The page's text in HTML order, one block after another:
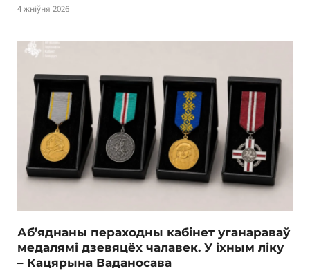
4 жніўня 2026
Аб’яднаны пераходны кабінет уганараваў
медалямі дзевяцёх чалавек. У іхным ліку
– Кацярына Ваданосава